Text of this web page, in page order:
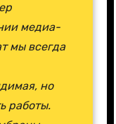
медиа-
мы всегда
но
работы.